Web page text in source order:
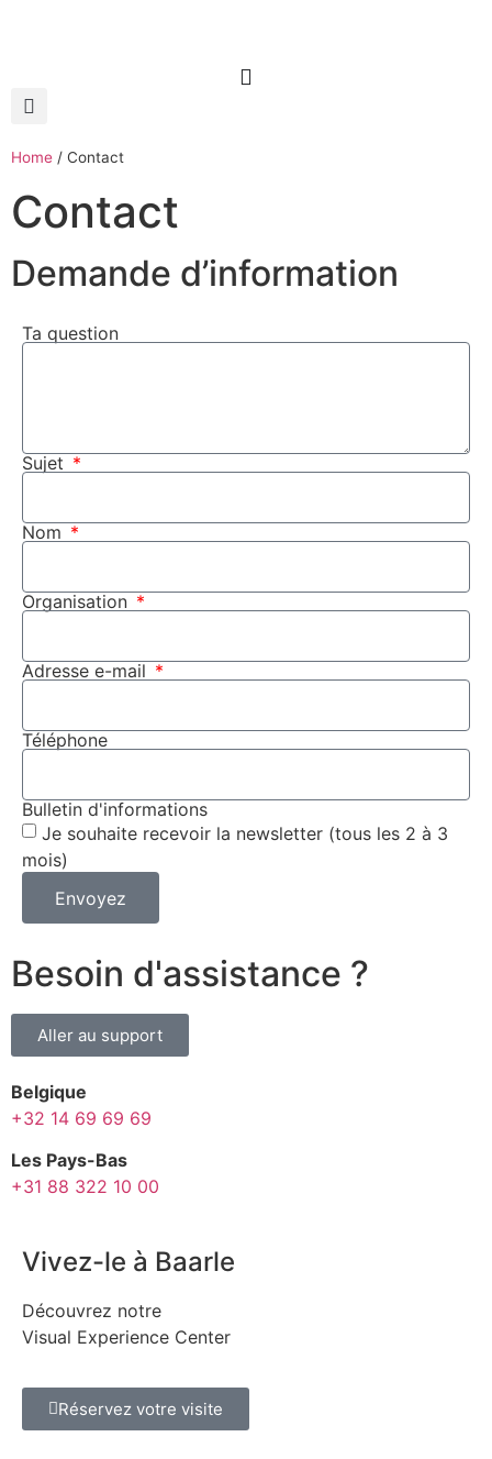
Home / Contact
Contact
Demande d’information
Ta question
Sujet
Nom
Organisation
Adresse e-mail
Téléphone
Bulletin d'informations
Je souhaite recevoir la newsletter (tous les 2 à 3
mois)
Envoyez
Besoin d'assistance ?
Aller au support
Belgique
+32 14 69 69 69
Les Pays-Bas
+31 88 322 10 00
Vivez-le à Baarle
Découvrez notre
Visual Experience Center
Réservez votre visite